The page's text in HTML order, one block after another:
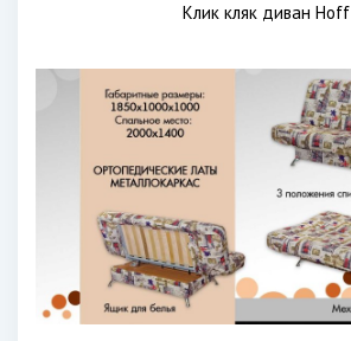
Клик кляк диван Hoff